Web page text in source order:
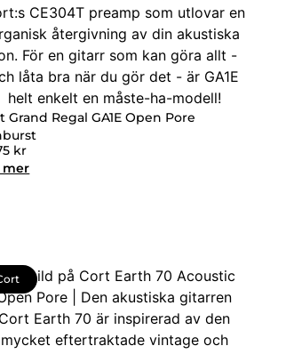
Grand Regal GA1E Open Pore
kr
mer